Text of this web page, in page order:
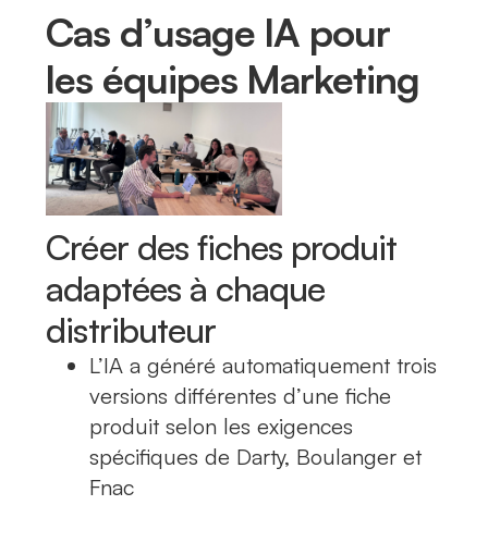
Cas d’usage IA pour
les équipes Marketing
Créer des fiches produit
adaptées à chaque
distributeur
L’IA a généré automatiquement trois
versions différentes d’une fiche
produit selon les exigences
spécifiques de Darty, Boulanger et
Fnac